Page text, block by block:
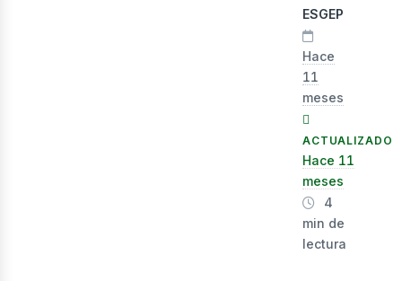
ESGEP
Hace
11
meses
ACTUALIZADO
Hace 11
meses
4
min de
lectura